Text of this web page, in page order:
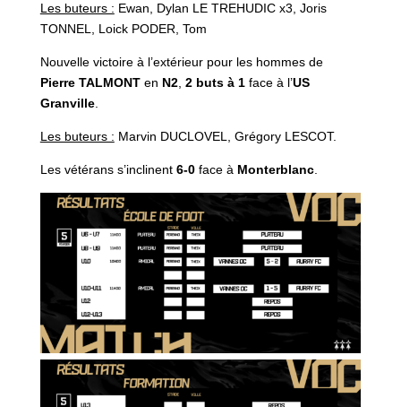
Les buteurs : Ewan, Dylan LE TREHUDIC x3, Joris
TONNEL, Loick PODER, Tom
Nouvelle victoire à l’extérieur pour les hommes de
Pierre TALMONTen N2, 2 buts à 1face à l’US
Granville.
Les buteurs : Marvin DUCLOVEL, Grégory LESCOT.
Les vétérans s’inclinent 6-0face à Monterblanc.